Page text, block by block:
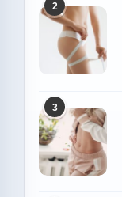
2
3